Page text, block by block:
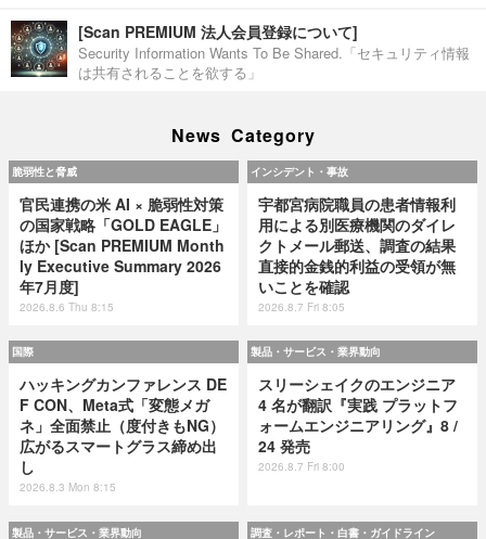
[Scan PREMIUM 法人会員登録について]
Security Information Wants To Be Shared.「セキュリティ情報
は共有されることを欲する」
News Category
脆弱性と脅威
官民連携の米 AI × 脆弱性対策
の国家戦略「GOLD EAGLE」
ほか [Scan PREMIUM Month
ly Executive Summary 2026
年7月度]
2026.8.6 Thu 8:15
インシデント・事故
宇都宮病院職員の患者情報利
用による別医療機関のダイレ
クトメール郵送、調査の結果
直接的金銭的利益の受領が無
いことを確認
2026.8.7 Fri 8:05
国際
ハッキングカンファレンス DE
F CON、Meta式「変態メガ
ネ」全面禁止（度付きもNG）
広がるスマートグラス締め出
し
2026.8.3 Mon 8:15
製品・サービス・業界動向
スリーシェイクのエンジニア
4 名が翻訳『実践 プラットフ
ォームエンジニアリング』8 /
24 発売
2026.8.7 Fri 8:00
製品・サービス・業界動向 調査・レポート・白書・ガイドライン